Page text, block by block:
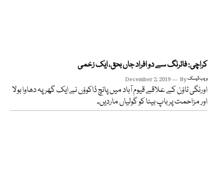
کراچی: فائرنگ سے دو افراد جاں بحق، ایک زخمی
December 2, 2019 Byویب ڈیسک
اورنگی ٹاؤن کے علاقے قیوم آباد میں پانچ ڈاکوؤں نے ایک گھر پہ دھاوا بولا
اور مزاحمت پر باپ بیٹا کو گولیاں ماردیں۔